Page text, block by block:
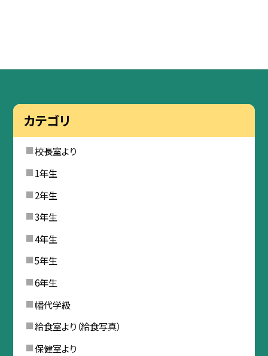
カテゴリ
校長室より
1年生
2年生
3年生
4年生
5年生
6年生
幡代学級
給食室より（給食写真）
保健室より